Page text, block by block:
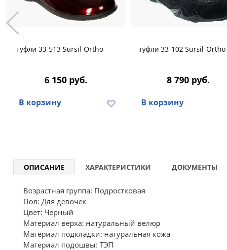
туфли 33-513 Sursil-Ortho
6 150 руб.
В корзину
туфли 33-102 Sursil-Ortho
8 790 руб.
В корзину
ОПИСАНИЕ ХАРАКТЕРИСТИКИ ДОКУМЕНТЫ
Возрастная группа: Подростковая
Пол: Для девочек
Цвет: Черный
Материал верха: натуральный велюр
Материал подкладки: натуральная кожа
Материал подошвы: ТЭП